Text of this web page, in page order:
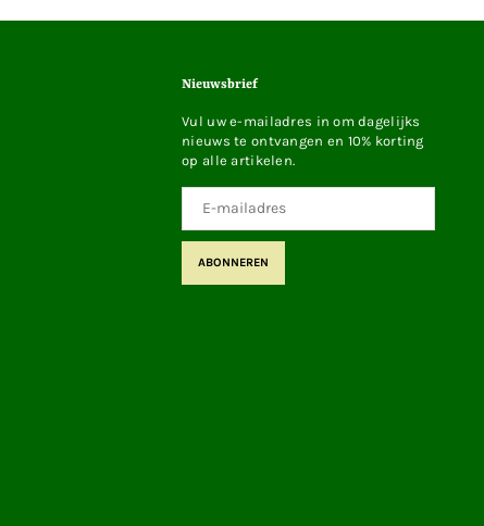
Nieuwsbrief
Vul uw e-mailadres in om dagelijks
nieuws te ontvangen en 10% korting
op alle artikelen.
ABONNEREN